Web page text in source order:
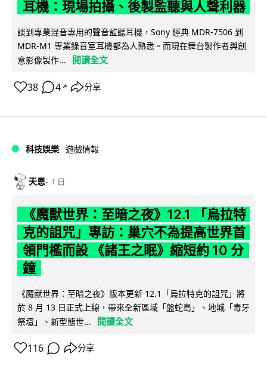
耳機：現場拍攝、後製監聽與人聲利器
談到專業混音專用的聲音監聽耳機，Sony 經典 MDR-7506 到
MDR-M1 專業錄音室耳機都為人熟悉。而現在舞台製作者與創
意影像製作...
閱讀全文
38 4 ↗ 分享
科技娛樂 遊戲情報
天恩 1 日
《魔獸世界：至暗之夜》12.1 「烏拉特
克的詛咒」專訪：巢穴不為提高世界首
領門檻而設 《諸王之眠》縮短約 10 分
鐘
《魔獸世界：至暗之夜》版本更新 12.1「烏拉特克的詛咒」將
於 8 月 13 日正式上線，帶來全新區域「盤蛇島」、地城「毒牙
祭壇」、新型態世...
閱讀全文
116 分享